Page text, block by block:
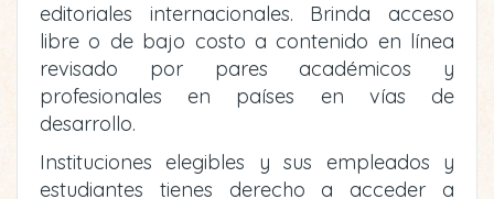
editoriales internacionales. Brinda acceso
libre o de bajo costo a contenido en línea
revisado por pares académicos y
profesionales en países en vías de
desarrollo.
Instituciones elegibles y sus empleados y
estudiantes tienes derecho a acceder a